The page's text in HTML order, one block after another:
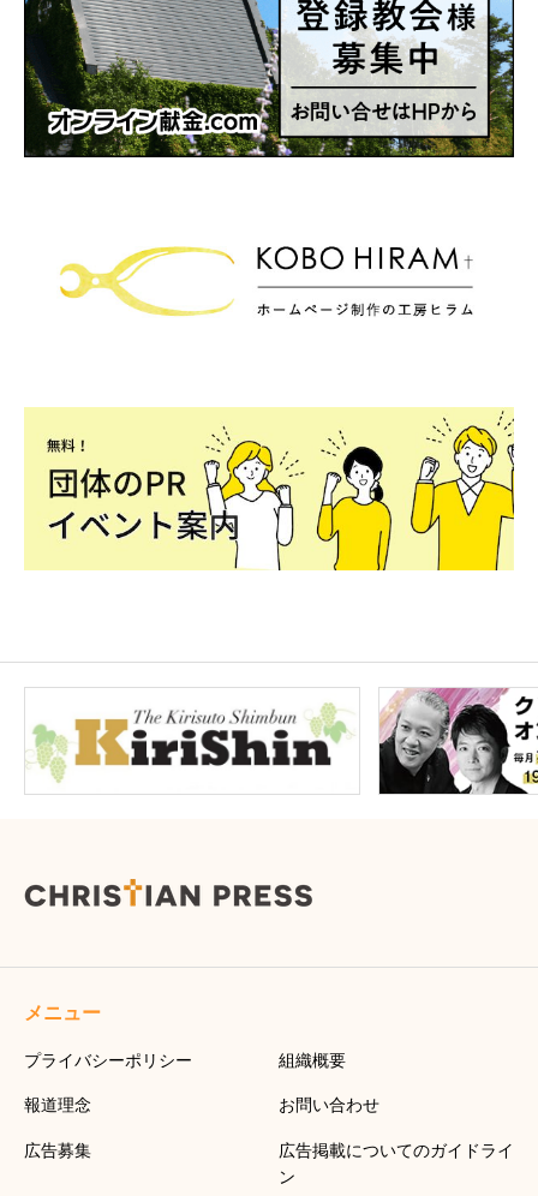
メニュー
プライバシーポリシー 組織概要
報道理念 お問い合わせ
広告募集
広告掲載についてのガイドライ
ン